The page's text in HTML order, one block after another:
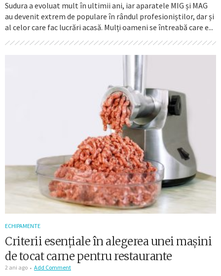
Sudura a evoluat mult în ultimii ani, iar aparatele MIG și MAG
au devenit extrem de populare în rândul profesioniștilor, dar și
al celor care fac lucrări acasă. Mulți oameni se întreabă care e...
ECHIPAMENTE
Criterii esențiale în alegerea unei mașini
de tocat carne pentru restaurante
2 ani ago Add Comment